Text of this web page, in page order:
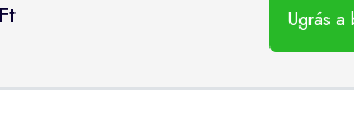
Ugrás a